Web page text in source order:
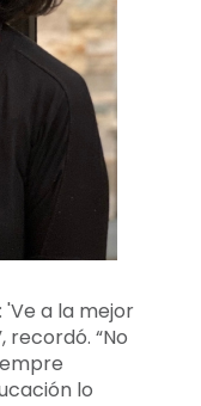
a la mejor
recordó. “No
lo